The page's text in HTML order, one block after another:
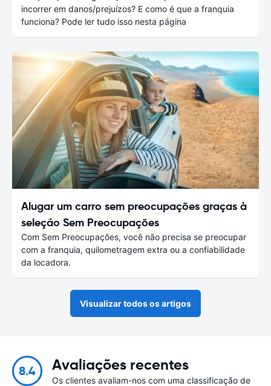
incorrer em danos/prejuízos? E como é que a franquia
funciona? Pode ler tudo isso nesta página
Alugar um carro sem preocupações graças à
seleção Sem Preocupações
Com Sem Preocupações, você não precisa se preocupar
com a franquia, quilometragem extra ou a confiabilidade
da locadora.
Visualizar todos os artigos
8.4 Avaliações recentes
Os clientes avaliam-nos com uma classificação de